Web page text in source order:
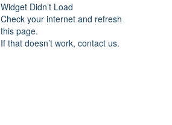
Widget Didn’t Load
Check your internet and refresh
this page.
If that doesn’t work, contact us.